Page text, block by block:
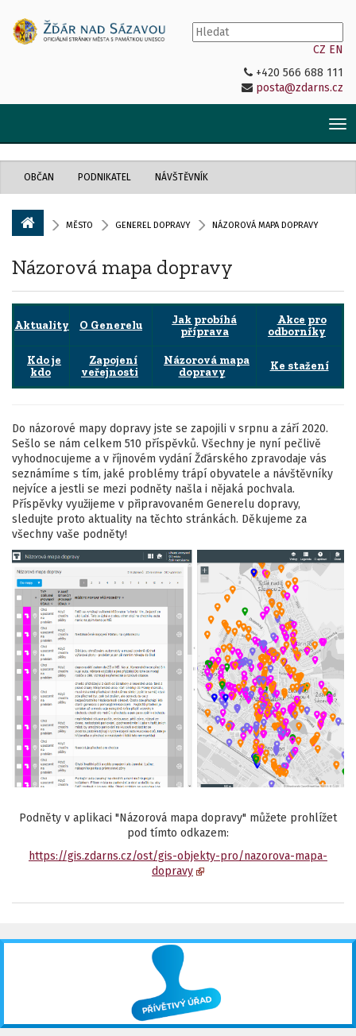
CZ EN
+420 566 688 111
posta@zdarns.cz
OBČAN PODNIKATEL NÁVŠTĚVNÍK
MĚSTO GENEREL DOPRAVY NÁZOROVÁ MAPA DOPRAVY
Názorová mapa dopravy
Aktuality O Generelu
Jak probíhá
příprava
Akce pro
odborníky
Kdo je
kdo
Zapojení
veřejnosti
Názorová mapa
dopravy
Ke stažení
Do názorové mapy dopravy jste se zapojili v srpnu a září 2020.
Sešlo se nám celkem 510 příspěvků. Všechny je nyní pečlivě
vyhodnocujeme a v říjnovém vydání Žďárského zpravodaje vás
seznámíme s tím, jaké problémy trápí obyvatele a návštěvníky
nejvíce a jestli se mezi podněty našla i nějaká pochvala.
Příspěvky využijeme v připravovaném Generelu dopravy,
sledujte proto aktuality na těchto stránkách. Děkujeme za
všechny vaše podněty!
Podněty v aplikaci "Názorová mapa dopravy" můžete prohlížet
pod tímto odkazem:
https://gis.zdarns.cz/ost/gis-objekty-pro/nazorova-mapa-
dopravy